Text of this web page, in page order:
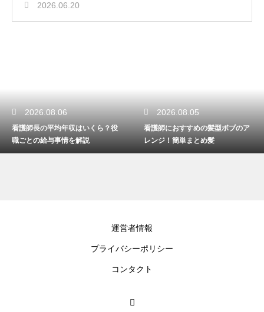
2026.06.20
2026.08.06
看護師長の平均年収はいくら？役
職ごとの給与事情を解説
2026.08.05
看護師におすすめの髪型ボブのア
レンジ！簡単まとめ髪
運営者情報
プライバシーポリシー
コンタクト